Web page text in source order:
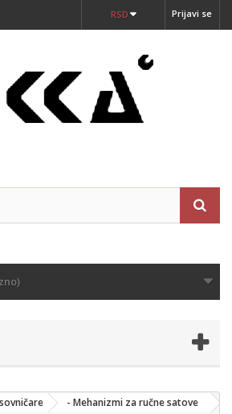
Prijavi se
RSD
- Mehanizmi za ručne satove